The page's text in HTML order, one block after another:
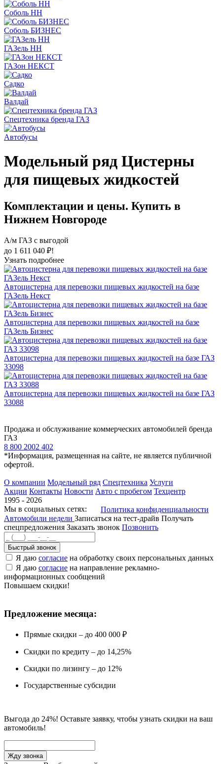
Соболь НН
Соболь БИЗНЕС
ГАЗель НН
ГАЗон НЕКСТ
Садко
Валдай
Спецтехника бренда ГАЗ
Автобусы
Модельный ряд Цистерны
для пищевых жидкостей
Комплектации и цены. Купить в
Нижнем Новгороде
А/м ГАЗ с выгодой
до 1 611 040 ₽!
Узнать подробнее
Автоцистерна для перевозки пищевых жидкостей на базе
ГАЗель Некст
Автоцистерна для перевозки пищевых жидкостей на базе
ГАЗель Бизнес
Автоцистерна для перевозки пищевых жидкостей на базе ГАЗ
33098
Автоцистерна для перевозки пищевых жидкостей на базе ГАЗ
33088
Продажа и обслуживание коммерческих автомобилей бренда
ГАЗ
8 800 2002 402
*Информация, размещенная на сайте, не является публичной
офертой.
О компании Модельный ряд Спецтехника Услуги
Акции Контакты Новости Авто с пробегом Техцентр
1995 - 2026
Мы в социальных сетях:
Политика конфиденциальности
Автомобили недели Записаться на тест-драйв Получать
спецпредложения Заказать звонок Позвонить
Быстрый звонок
Я даю согласие на обработку своих персональных данных
Я даю согласие на направление рекламно-
информационных сообщений
Повышаем скидки!
Предложение месяца:
Прямые скидки – до 400 000 ₽
Скидки по кредиту – до 14,25%
Скидки по лизингу – до 12%
Государственные субсидии
Выгода до 24%! Оставьте заявку, чтобы узнать скидки на ваш
автомобиль!